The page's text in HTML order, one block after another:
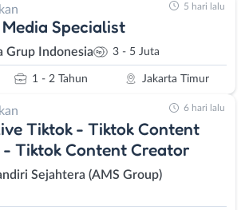
Specialist
Grup Indonesia 3 - 5 Juta
1 - 2 Tahun Jakarta Timur
5 hari lalu
Tiktok - Tiktok Content
- Tiktok Content Creator
Sejahtera (AMS Group)
6 hari lalu